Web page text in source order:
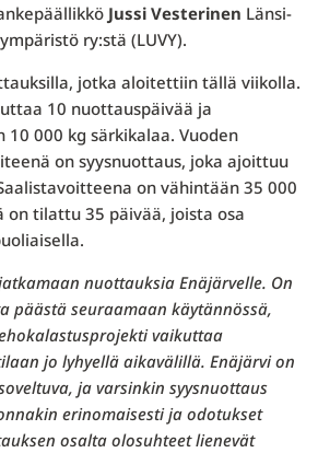
Jussi Vesterinen Länsi-
ry:stä (LUVY).
jotka aloitettiin tällä viikolla.
10 nuottauspäivää ja
000 kg särkikalaa. Vuoden
on syysnuottaus, joka ajoittuu
on vähintään 35 000
on tilattu 35 päivää, joista osa
nuottauksia Enäjärvelle. On
päästä seuraamaan käytännössä,
vaikuttaa
jo lyhyellä aikavälillä. Enäjärvi on
ja varsinkin syysnuottaus
erinomaisesti ja odotukset
osalta olosuhteet lienevät